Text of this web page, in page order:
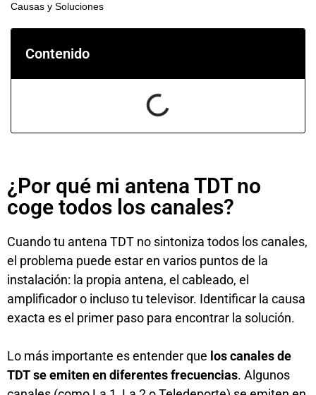
Causas y Soluciones
Contenido
¿Por qué mi antena TDT no
coge todos los canales?
Cuando tu antena TDT no sintoniza todos los canales,
el problema puede estar en varios puntos de la
instalación: la propia antena, el cableado, el
amplificador o incluso tu televisor. Identificar la causa
exacta es el primer paso para encontrar la solución.
Lo más importante es entender que los canales de
TDT se emiten en diferentes frecuencias. Algunos